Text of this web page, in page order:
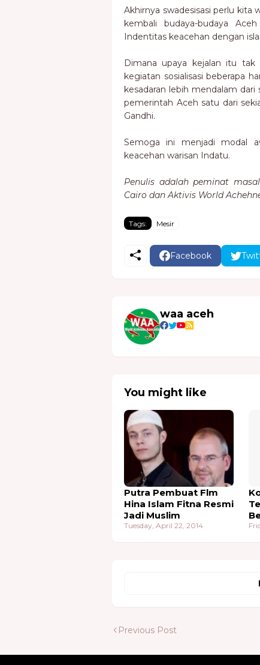
Akhirnya swadesisasi perlu
kembali budaya-budaya
Indentitas keacehan dengan
Dimana upaya kejalan itu
kegiatan sosialisasi beberapa
kesadaran lebih mendalam
pemerintah Aceh satu dari
Gandhi.
Semoga ini menjadi modal
keacehan warisan Indatu.
Penulis adalah peminat
Cairo dan Aktivis World
Tags: Mesir
Facebook
waa aceh
You might like
Putra Pembuat Flm
Hina Islam Fitna Resmi
Jadi Muslim
Tuesday, April 22, 2014
Previous Post